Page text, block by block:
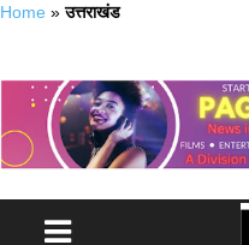
Home »उत्तराखंड